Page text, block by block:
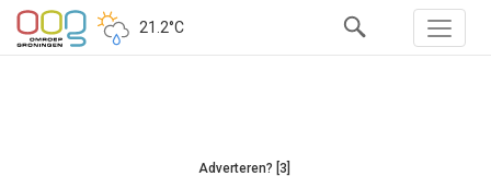
21.2°C
Adverteren? [3]